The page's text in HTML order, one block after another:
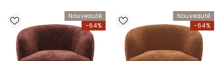
Nouveauté
-64%
Nouveauté
-64%